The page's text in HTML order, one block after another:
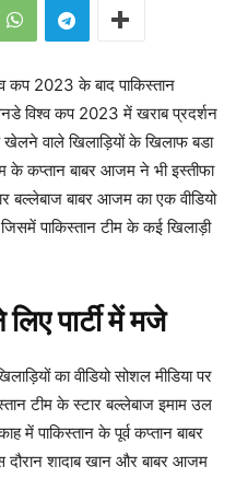
कप 2023 के बाद पाकिस्तान
विश्व कप 2023 में खराब प्रदर्शन
खेलने वाले खिलाड़ियों के खिलाफ बडा
के कप्तान बाबर आजम ने भी इस्तीफा
बल्लेबाज बाबर आजम का एक वीडियो
पाकिस्तान टीम के कई खिलाड़ी
पार्टी में मजे
का वीडियो सोशल मीडिया पर
टीम के स्टार बल्लेबाज इमाम उल
में पाकिस्तान के पूर्व कप्तान बाबर
शादाब खान और बाबर आजम